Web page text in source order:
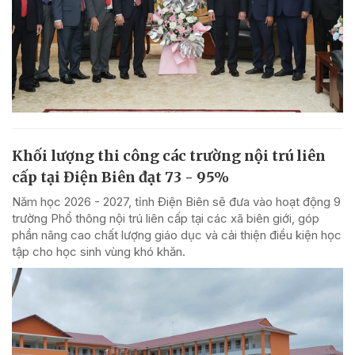
Khối lượng thi công các trường nội trú liên
cấp tại Điện Biên đạt 73 - 95%
Năm học 2026 - 2027, tỉnh Điện Biên sẽ đưa vào hoạt động 9
trường Phổ thông nội trú liên cấp tại các xã biên giới, góp
phần nâng cao chất lượng giáo dục và cải thiện điều kiện học
tập cho học sinh vùng khó khăn.